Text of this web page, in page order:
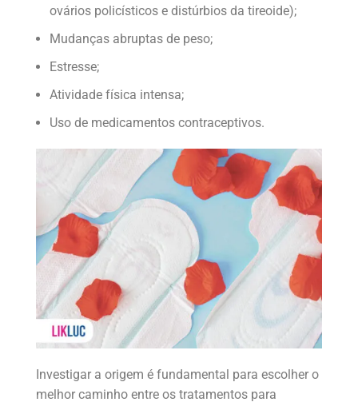
ovários policísticos e distúrbios da tireoide);
Mudanças abruptas de peso;
Estresse;
Atividade física intensa;
Uso de medicamentos contraceptivos.
Investigar a origem é fundamental para escolher o
melhor caminho entre os tratamentos para